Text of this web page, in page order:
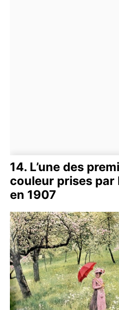
14. L’une des
couleur prises par
en 1907